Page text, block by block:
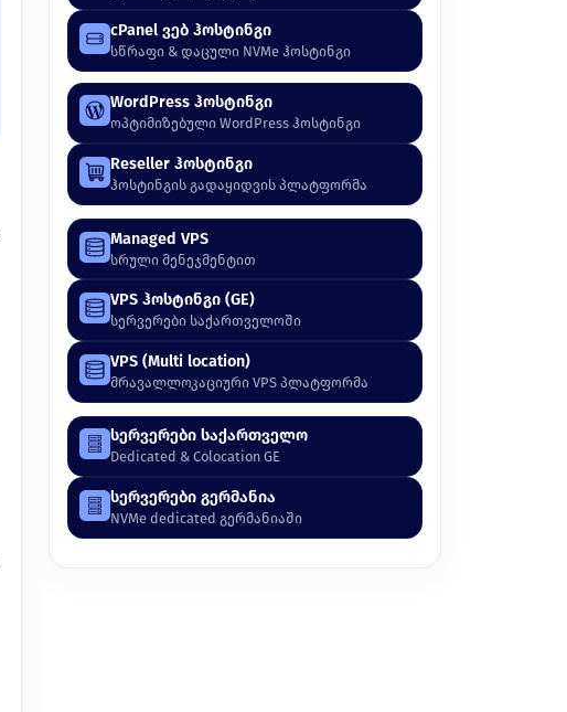
cPanel ვებ ჰოსტინგი
სწრაფი & დაცული NVMe ჰოსტინგი
WordPress ჰოსტინგი
ოპტიმიზებული WordPress ჰოსტინგი
Reseller ჰოსტინგი
ჰოსტინგის გადაყიდვის პლატფორმა
Managed VPS
სრული მენეჯმენტით
VPS ჰოსტინგი (GE)
სერვერები საქართველოში
VPS (Multi location)
მრავალლოკაციური VPS პლატფორმა
სერვერები საქართველო
Dedicated & Colocation GE
სერვერები გერმანია
NVMe dedicated გერმანიაში